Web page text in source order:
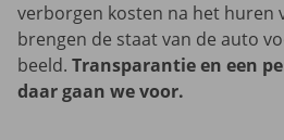
verborgen kosten na het huren
brengen de staat van de auto
beeld. Transparantie en een
daar gaan we voor.